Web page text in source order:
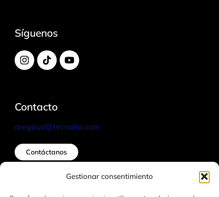
Gestionar consentimiento
Síguenos
Contacto
oregaua@tecnalia.com
Contáctanos